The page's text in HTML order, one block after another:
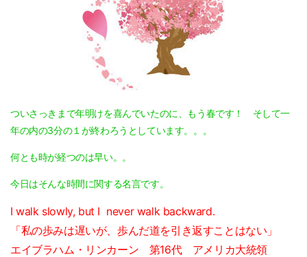
ついさっきまで年明けを喜んでいたのに、もう春です！ そして一
年の内の3分の１が終わろうとしています。。。
何とも時が経つのは早い。。
今日はそんな時間に関する名言です。
I walk slowly, but I never walk backward.
「私の歩みは遅いが、歩んだ道を引き返すことはない」
エイブラハム・リンカーン 第16代 アメリカ大統領